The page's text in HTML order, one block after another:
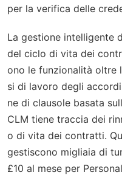
per la verifica delle
La gestione intelligente
del ciclo di vita dei
ono le funzionalità oltre
si di lavoro degli
ne di clausole basata
CLM tiene traccia dei
o di vita dei contratti.
gestiscono migliaia di
£10 al mese per